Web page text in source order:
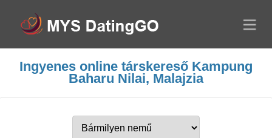
Ingyenes online társkereső Kampung
Baharu Nilai, Malajzia